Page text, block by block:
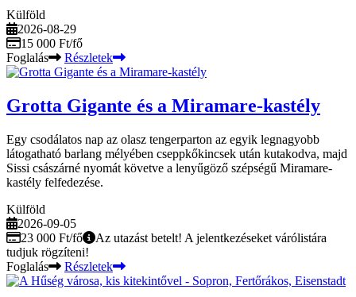
Külföld
2026-08-29
15 000 Ft/fő
Foglalás
Részletek
Grotta Gigante és a Miramare-kastély
Egy csodálatos nap az olasz tengerparton az egyik legnagyobb
látogatható barlang mélyében cseppkőkincsek után kutakodva, majd
Sissi császárné nyomát követve a lenyűgöző szépségű Miramare-
kastély felfedezése.
Külföld
2026-09-05
23 000 Ft/fő
Az utazást betelt! A jelentkezéseket várólistára
tudjuk rögzíteni!
Foglalás
Részletek